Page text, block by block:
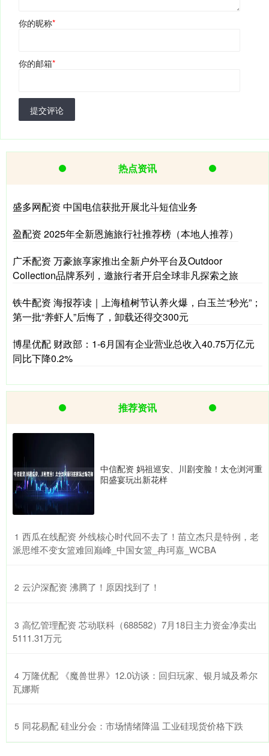
你的昵称*
你的邮箱*
提交评论
热点资讯
盛多网配资 中国电信获批开展北斗短信业务
盈配资 2025年全新恩施旅行社推荐榜（本地人推荐）
广禾配资 万豪旅享家推出全新户外平台及Outdoor
Collection品牌系列，邀旅行者开启全球非凡探索之旅
铁牛配资 海报荐读｜上海植树节认养火爆，白玉兰“秒光”；
第一批“养虾人”后悔了，卸载还得交300元
博星优配 财政部：1-6月国有企业营业总收入40.75万亿元
同比下降0.2%
推荐资讯
中信配资 妈祖巡安、川剧变脸！太仓浏河重
阳盛宴玩出新花样
1 ​西瓜在线配资 外线核心时代回不去了！苗立杰只是特例，老
派思维不变女篮难回巅峰_中国女篮_冉珂嘉_WCBA
2 ​云沪深配资 沸腾了！原因找到了！
3 ​高忆管理配资 芯动联科（688582）7月18日主力资金净卖出
5111.31万元
4 ​万隆优配 《魔兽世界》12.0访谈：回归玩家、银月城及希尔
瓦娜斯
5 ​同花易配 硅业分会：市场情绪降温 工业硅现货价格下跌